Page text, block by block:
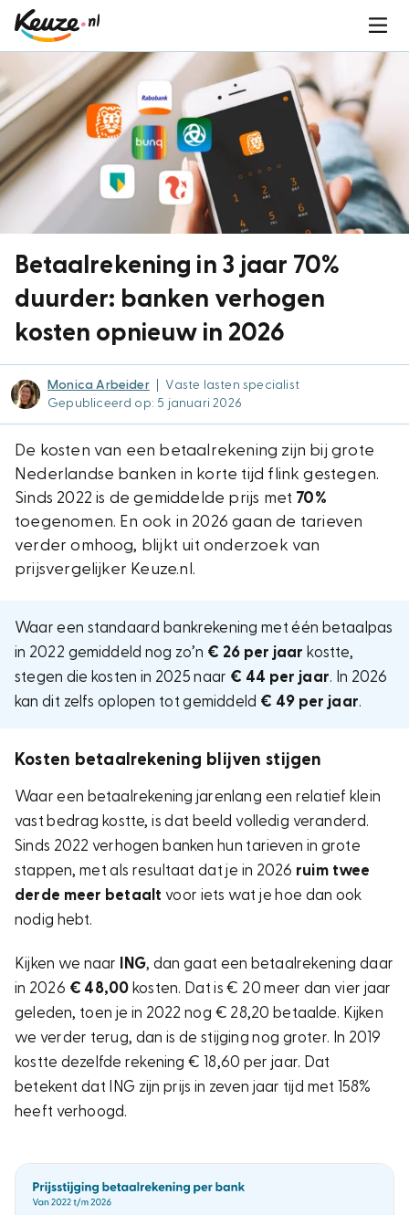
Betaalrekening in 3 jaar 70%
duurder: banken verhogen
kosten opnieuw in 2026
Monica Arbeider
Vaste lasten specialist
Gepubliceerd op: 5 januari 2026
De kosten van een betaalrekening zijn bij grote
Nederlandse banken in korte tijd flink gestegen.
Sinds 2022 is de gemiddelde prijs met 70%
toegenomen. En ook in 2026 gaan de tarieven
verder omhoog, blijkt uit onderzoek van
prijsvergelijker Keuze.nl .
Waar een standaard bankrekening met één betaalpas
in 2022 gemiddeld nog zo’n € 26 per jaar kostte,
stegen die kosten in 2025 naar € 44 per jaar. In 2026
kan dit zelfs oplopen tot gemiddeld € 49 per jaar.
Kosten betaalrekening blijven stijgen
Waar een betaalrekening jarenlang een relatief klein
vast bedrag kostte, is dat beeld volledig veranderd.
Sinds 2022 verhogen banken hun tarieven in grote
stappen, met als resultaat dat je in 2026 ruim twee
derde meer betaalt voor iets wat je hoe dan ook
nodig hebt.
Kijken we naar ING, dan gaat een betaalrekening daar
in 2026 € 48,00 kosten. Dat is€ 20 meer dan vier jaar
geleden, toen je in 2022 nog € 28,20 betaalde. Kijken
we verder terug, dan is de stijging nog groter. In 2019
kostte dezelfde rekening€ 18,60 per jaar. Dat
betekent dat ING zijn prijs in zeven jaar tijd met 158%
heeft verhoogd.